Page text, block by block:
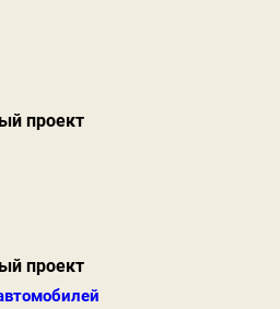
проект
проект